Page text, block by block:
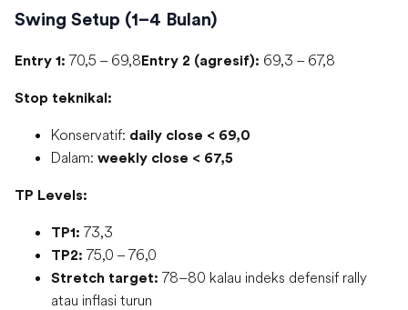
Swing Setup (1–4 Bulan)
Entry 1: 70,5 – 69,8 Entry 2 (agresif): 69,3 – 67,8
Stop teknikal:
Konservatif: daily close < 69,0
Dalam: weekly close < 67,5
TP Levels:
TP1: 73,3
TP2: 75,0 – 76,0
Stretch target: 78–80 kalau indeks defensif rally
atau inflasi turun